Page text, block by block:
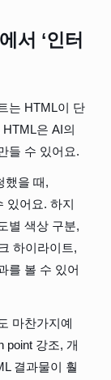
서 ‘인터
는 HTML이 단
은 AI의
들 수 있어요.
했을 때,
있어요. 하지
별 색상 구분,
하이라이트,
를 볼 수 있어
마찬가지예
point 강조, 개
결과물이 훨